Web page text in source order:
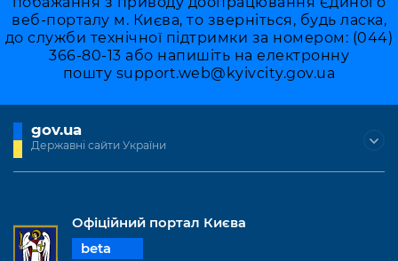
веб-порталу м. Києва, то зверніться, будь ласка,
до служби технічної підтримки за номером: (044)
366-80-13 або напишіть на електронну
пошту support.web@kyivcity.gov.ua
gov.ua
Державні сайти України
Офіційний портал Києва
beta